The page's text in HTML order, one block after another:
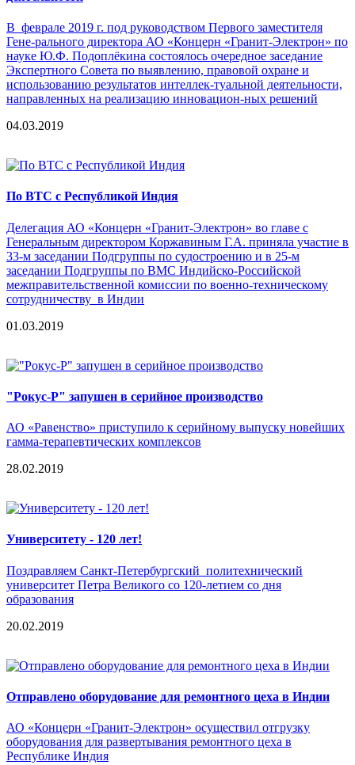
В феврале 2019 г. под руководством Первого заместителя
Гене-рального директора АО «Концерн «Гранит-Электрон» по
науке Ю.Ф. Подоплёкина состоялось очередное заседание
Экспертного Совета по выявлению, правовой охране и
использованию результатов интеллек-туальной деятельности,
направленных на реализацию инновацион-ных решений
04.03.2019
По ВТС с Республикой Индия
Делегация АО «Концерн «Гранит-Электрон» во главе с
Генеральным директором Коржавиным Г.А. приняла участие в
33-м заседании Подгруппы по судостроению и в 25-м
заседании Подгруппы по ВМС Индийско-Российской
межправительственной комиссии по военно-техническому
сотрудничеству в Индии
01.03.2019
"Рокус-Р" запушен в серийное производство
АО «Равенство» приступило к серийному выпуску новейших
гамма-терапевтических комплексов
28.02.2019
Университету - 120 лет!
Поздравляем Санкт-Петербургский политехнический
университет Петра Великого со 120-летием со дня
образования
20.02.2019
Отправлено оборудование для ремонтного цеха в Индии
АО «Концерн «Гранит-Электрон» осуществил отгрузку
оборудования для развертывания ремонтного цеха в
Республике Индия